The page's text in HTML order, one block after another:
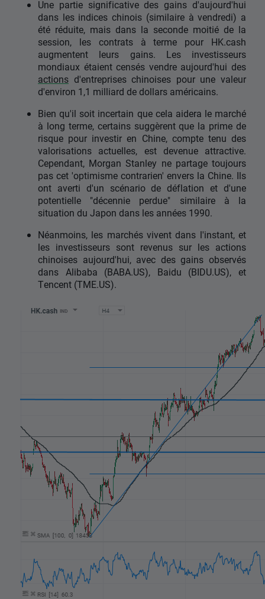
Une partie significative des gains d'aujourd'hui
dans les indices chinois (similaire à vendredi) a
été réduite, mais dans la seconde moitié de la
session, les contrats à terme pour HK.cash
augmentent leurs gains. Les investisseurs
mondiaux étaient censés vendre aujourd'hui des
actions d'entreprises chinoises pour une valeur
d'environ 1,1 milliard de dollars américains.
Bien qu'il soit incertain que cela aidera le marché
à long terme, certains suggèrent que la prime de
risque pour investir en Chine, compte tenu des
valorisations actuelles, est devenue attractive.
Cependant, Morgan Stanley ne partage toujours
pas cet 'optimisme contrarien' envers la Chine. Ils
ont averti d'un scénario de déflation et d'une
potentielle "décennie perdue" similaire à la
situation du Japon dans les années 1990.
Néanmoins, les marchés vivent dans l'instant, et
les investisseurs sont revenus sur les actions
chinoises aujourd'hui, avec des gains observés
dans Alibaba (BABA.US), Baidu (BIDU.US), et
Tencent (TME.US).